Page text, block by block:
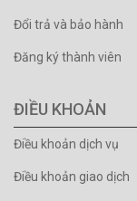
Đổi trả và bảo hành
Đăng ký thành viên
ĐIỀU KHOẢN
Điều khoản dịch vụ
Điều khoản giao dịch